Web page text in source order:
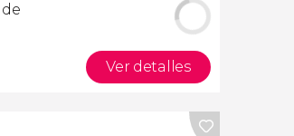
Ver detalles